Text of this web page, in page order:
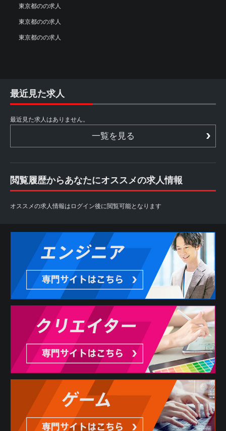
東京都のの求人
東京都のの求人
東京都のの求人
最近見た求人
最近見た求人はありません。
一覧を見る
閲覧履歴からあなたにオススメの求人情報
オススメの求人情報はログイン後に閲覧可能となります